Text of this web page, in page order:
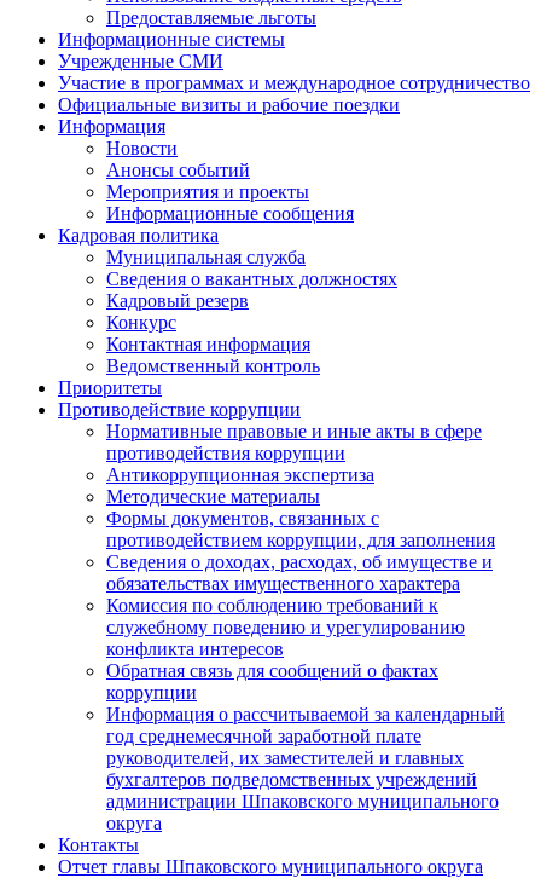
Предоставляемые льготы
Информационные системы
Учрежденные СМИ
Участие в программах и международное сотрудничество
Официальные визиты и рабочие поездки
Информация
Новости
Анонсы событий
Мероприятия и проекты
Информационные сообщения
Кадровая политика
Муниципальная служба
Сведения о вакантных должностях
Кадровый резерв
Конкурс
Контактная информация
Ведомственный контроль
Приоритеты
Противодействие коррупции
Нормативные правовые и иные акты в сфере
противодействия коррупции
Антикоррупционная экспертиза
Методические материалы
Формы документов, связанных с
противодействием коррупции, для заполнения
Сведения о доходах, расходах, об имуществе и
обязательствах имущественного характера
Комиссия по соблюдению требований к
служебному поведению и урегулированию
конфликта интересов
Обратная связь для сообщений о фактах
коррупции
Информация о рассчитываемой за календарный
год среднемесячной заработной плате
руководителей, их заместителей и главных
бухгалтеров подведомственных учреждений
администрации Шпаковского муниципального
округа
Контакты
Отчет главы Шпаковского муниципального округа